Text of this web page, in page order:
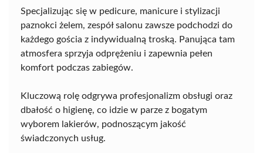
Specjalizując się w pedicure, manicure i stylizacji
paznokci żelem, zespół salonu zawsze podchodzi do
każdego gościa z indywidualną troską. Panująca tam
atmosfera sprzyja odprężeniu i zapewnia pełen
komfort podczas zabiegów.
Kluczową rolę odgrywa profesjonalizm obsługi oraz
dbałość o higienę, co idzie w parze z bogatym
wyborem lakierów, podnoszącym jakość
świadczonych usług.